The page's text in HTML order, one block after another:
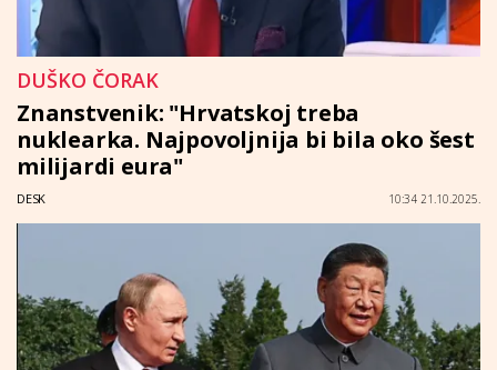
DUŠKO ČORAK
Znanstvenik: "Hrvatskoj treba
nuklearka. Najpovoljnija bi bila oko šest
milijardi eura"
DESK 10:34 21.10.2025.